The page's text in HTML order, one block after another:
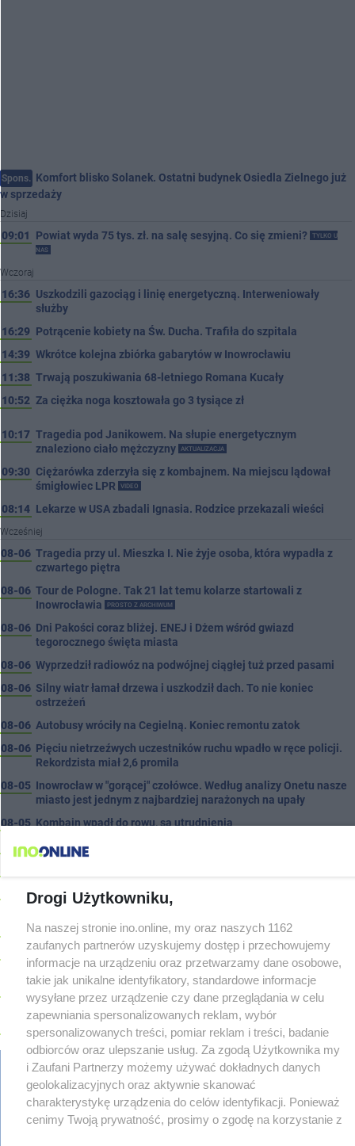
Spons. Komfort blisko Solanek. Ostatni budynek Osiedla Zielnego już
w sprzedaży
Dzisiaj
09:01 Powiat wyda 75 tys. zł. na salę sesyjną. Co się zmieni?
TYLKO U
NAS
Wczoraj
16:36 Uszkodzili gazociąg i linię energetyczną. Interweniowały
służby
16:29 Potrącenie kobiety na Św. Ducha. Trafiła do szpitala
14:39 Wkrótce kolejna zbiórka gabarytów w Inowrocławiu
11:38 Trwają poszukiwania 68-letniego Romana Kucały
10:52 Za ciężka noga kosztowała go 3 tysiące zł
10:17 Tragedia pod Janikowem. Na słupie energetycznym
znaleziono ciało mężczyzny
AKTUALIZACJA
09:30 Ciężarówka zderzyła się z kombajnem. Na miejscu lądował
śmigłowiec LPR
VIDEO
08:14 Lekarze w USA zbadali Ignasia. Rodzice przekazali wieści
Wcześniej
08-06 Tragedia przy ul. Mieszka I. Nie żyje osoba, która wypadła z
czwartego piętra
08-06 Tour de Pologne. Tak 21 lat temu kolarze startowali z
Inowrocławia
PROSTO Z ARCHIWUM
08-06 Dni Pakości coraz bliżej. ENEJ i Dżem wśród gwiazd
tegorocznego święta miasta
08-06 Wyprzedził radiowóz na podwójnej ciągłej tuż przed pasami
08-06 Silny wiatr łamał drzewa i uszkodził dach. To nie koniec
ostrzeżeń
08-06 Autobusy wróciły na Cegielną. Koniec remontu zatok
08-06 Pięciu nietrzeźwych uczestników ruchu wpadło w ręce policji.
Rekordzista miał 2,6 promila
08-05 Inowrocław w "gorącej" czołówce. Według analizy Onetu nasze
miasto jest jednym z najbardziej narażonych na upały
08-05 Kombajn wpadł do rowu, są utrudnienia
08-05 Zmiany dla pasażerów na trasie Rojewo-Inowrocław
08-05 Podczas burzy ucierpiał komin. Konieczna była interwencja
strażaków
08-05 Kto siedział za kierownicą Golfa? Kierowca zbiegł po kolizji
08-05 Hala się zmienia. Remont, nowe nagłośnienie, a przed
wejściem stanie QEMETICA ARENA TYLKO U NAS
19 września pierwszy ligowy mecz Noteci. Znamy cały
terminarz
Po rezygnacji z tej inwestycji miasto wraca do tematu
08-04 Reklamy w centrum. Jego zdaniem Marcin Wroński jest w
błędzie [akt.]
08-04 Duże utrudnienia na Dworcowej. Dwa pasy blokowała
przyczepa od ciągnika Z OSTATNIEJ CHWILI
08-04 Upały, a potem burze. Groźna pogoda nad naszym regionem
regulamin reklama redakcja pliki cookies
prywatność
reklamacje
gowork.pl oferty pracy
Drogi Użytkowniku,
Na naszej stronie ino.online, my oraz naszych 1162
zaufanych partnerów uzyskujemy dostęp i przechowujemy
informacje na urządzeniu oraz przetwarzamy dane osobowe,
takie jak unikalne identyfikatory, standardowe informacje
wysyłane przez urządzenie czy dane przeglądania w celu
zapewniania spersonalizowanych reklam, wybór
spersonalizowanych treści, pomiar reklam i treści, badanie
odbiorców oraz ulepszanie usług. Za zgodą Użytkownika my
i Zaufani Partnerzy możemy używać dokładnych danych
geolokalizacyjnych oraz aktywnie skanować
charakterystykę urządzenia do celów identyfikacji. Ponieważ
cenimy Twoją prywatność, prosimy o zgodę na korzystanie z